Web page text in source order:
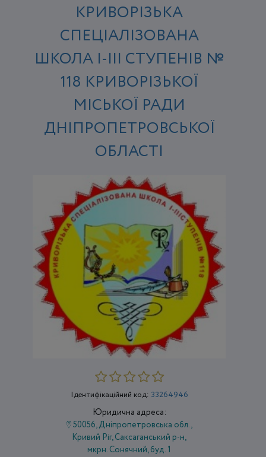
КРИВОРІЗЬКА
СПЕЦІАЛІЗОВАНА
ШКОЛА І-ІІІ СТУПЕНІВ №
118 КРИВОРІЗЬКОЇ
МІСЬКОЇ РАДИ
ДНІПРОПЕТРОВСЬКОЇ
ОБЛАСТІ
Ідентифікаційний код: 33264946
Юридична адреса:
50056, Дніпропетровська обл.,
Кривий Ріг, Саксаганський р-н,
мкрн. Сонячний, буд. 1